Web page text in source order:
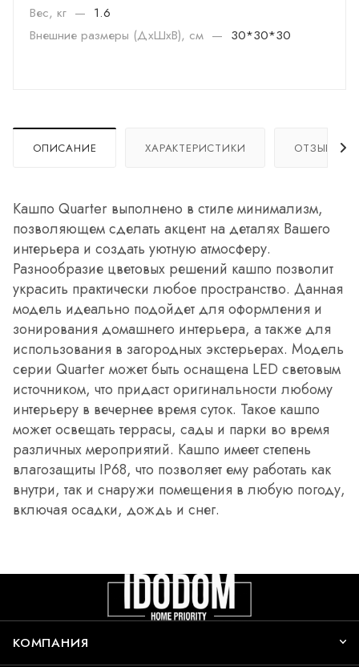
Вес, кг — 1.6
Внешние размеры (ДхШхВ), см — 30*30*30
ОПИСАНИЕ ХАРАКТЕРИСТИКИ ОТЗЫВЫ
Кашпо Quarter выполнено в стиле минимализм,
позволяющем сделать акцент на деталях Вашего
интерьера и создать уютную атмосферу.
Разнообразие цветовых решений кашпо позволит
украсить практически любое пространство. Данная
модель идеально подойдет для оформления и
зонирования домашнего интерьера, а также для
использования в загородных экстерьерах. Модель
серии Quarter может быть оснащена LED световым
источником, что придаст оригинальности любому
интерьеру в вечернее время суток. Такое кашпо
может освещать террасы, сады и парки во время
различных мероприятий. Кашпо имеет степень
влагозащиты IP68, что позволяет ему работать как
внутри, так и снаружи помещения в любую погоду,
включая осадки, дождь и снег.
КОМПАНИЯ